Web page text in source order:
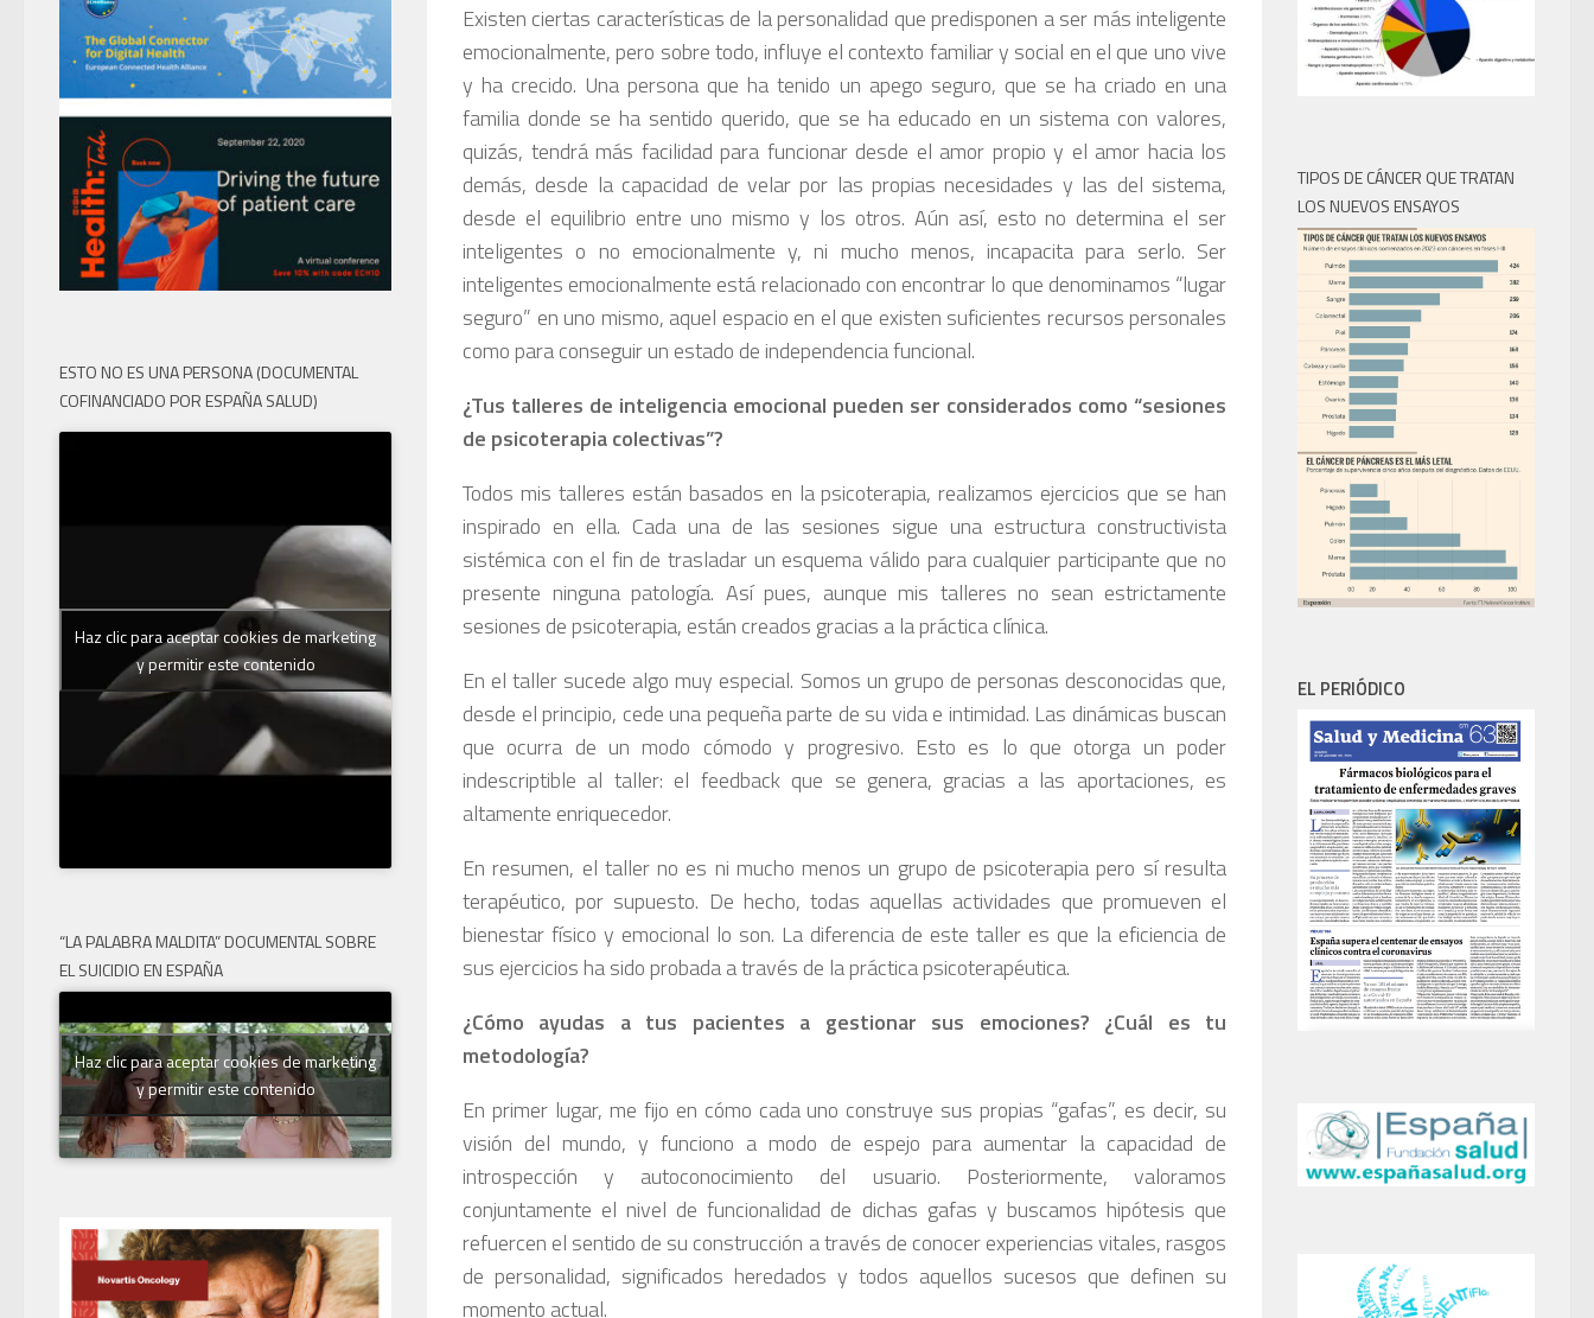
Existen ciertas características de la personalidad que predisponen a ser más inteligente
emocionalmente, pero sobre todo, influye el contexto familiar y social en el que uno vive
y ha crecido. Una persona que ha tenido un apego seguro, que se ha criado en una
familia donde se ha sentido querido, que se ha educado en un sistema con valores,
quizás, tendrá más facilidad para funcionar desde el amor propio y el amor hacia los
demás, desde la capacidad de velar por las propias necesidades y las del sistema,
desde el equilibrio entre uno mismo y los otros. Aún así, esto no determina el ser
inteligentes o no emocionalmente y, ni mucho menos, incapacita para serlo. Ser
inteligentes emocionalmente está relacionado con encontrar lo que denominamos “lugar
seguro” en uno mismo, aquel espacio en el que existen suficientes recursos personales
como para conseguir un estado de independencia funcional.
¿Tus talleres de inteligencia emocional pueden ser considerados como “sesiones
de psicoterapia colectivas”?
Todos mis talleres están basados en la psicoterapia, realizamos ejercicios que se han
inspirado en ella. Cada una de las sesiones sigue una estructura constructivista
sistémica con el fin de trasladar un esquema válido para cualquier participante que no
presente ninguna patología. Así pues, aunque mis talleres no sean estrictamente
sesiones de psicoterapia, están creados gracias a la práctica clínica.
En el taller sucede algo muy especial. Somos un grupo de personas desconocidas que,
desde el principio, cede una pequeña parte de su vida e intimidad. Las dinámicas buscan
que ocurra de un modo cómodo y progresivo. Esto es lo que otorga un poder
indescriptible al taller: el feedback que se genera, gracias a las aportaciones, es
altamente enriquecedor.
En resumen, el taller no es ni mucho menos un grupo de psicoterapia pero sí resulta
terapéutico, por supuesto. De hecho, todas aquellas actividades que promueven el
bienestar físico y emocional lo son. La diferencia de este taller es que la eficiencia de
sus ejercicios ha sido probada a través de la práctica psicoterapéutica.
¿Cómo ayudas a tus pacientes a gestionar sus emociones? ¿Cuál es tu
metodología?
En primer lugar, me fijo en cómo cada uno construye sus propias “gafas”, es decir, su
visión del mundo, y funciono a modo de espejo para aumentar la capacidad de
introspección y autoconocimiento del usuario. Posteriormente, valoramos
conjuntamente el nivel de funcionalidad de dichas gafas y buscamos hipótesis que
refuercen el sentido de su construcción a través de conocer experiencias vitales, rasgos
de personalidad, significados heredados y todos aquellos sucesos que definen su
momento actual.
ESTO NO ES UNA PERSONA (DOCUMENTAL
COFINANCIADO POR ESPAÑA SALUD)
Haz clic para aceptar cookies de marketing
y permitir este contenido
“LA PALABRA MALDITA” DOCUMENTAL SOBRE
EL SUICIDIO EN ESPAÑA
Haz clic para aceptar cookies de marketing
y permitir este contenido
TIPOS DE CÁNCER QUE TRATAN
LOS NUEVOS ENSAYOS
EL PERIÓDICO